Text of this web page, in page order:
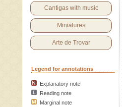
Cantigas with music
Miniatures
Arte de Trovar
Legend for annotations
Explanatory note
Reading note
Marginal note